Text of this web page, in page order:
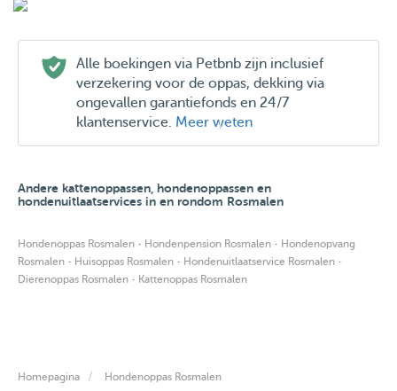
Alle boekingen via Petbnb zijn inclusief
verzekering voor de oppas, dekking via
ongevallen garantiefonds en 24/7
klantenservice. Meer weten
Andere kattenoppassen, hondenoppassen en
hondenuitlaatservices in en rondom Rosmalen
Hondenoppas Rosmalen · Hondenpension Rosmalen · Hondenopvang
Rosmalen · Huisoppas Rosmalen · Hondenuitlaatservice Rosmalen ·
Dierenoppas Rosmalen · Kattenoppas Rosmalen
Homepagina Hondenoppas Rosmalen